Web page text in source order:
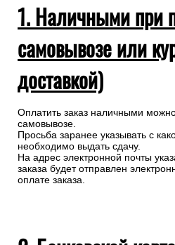
1. Наличными при
самовывозе или
доставкой)
Оплатить заказ наличными
самовывозе.
Просьба заранее указывать с
необходимо выдать сдачу.
На адрес электронной почты
заказа будет отправлен
оплате заказа.